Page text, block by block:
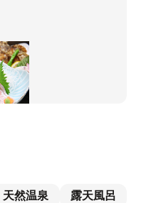
天然温泉 露天風呂